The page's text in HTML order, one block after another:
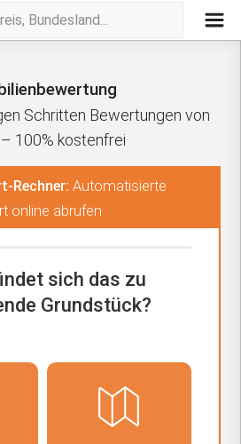
Schritten Bewertungen von
100% kostenfrei
Rechner: Automatisierte
online abrufen